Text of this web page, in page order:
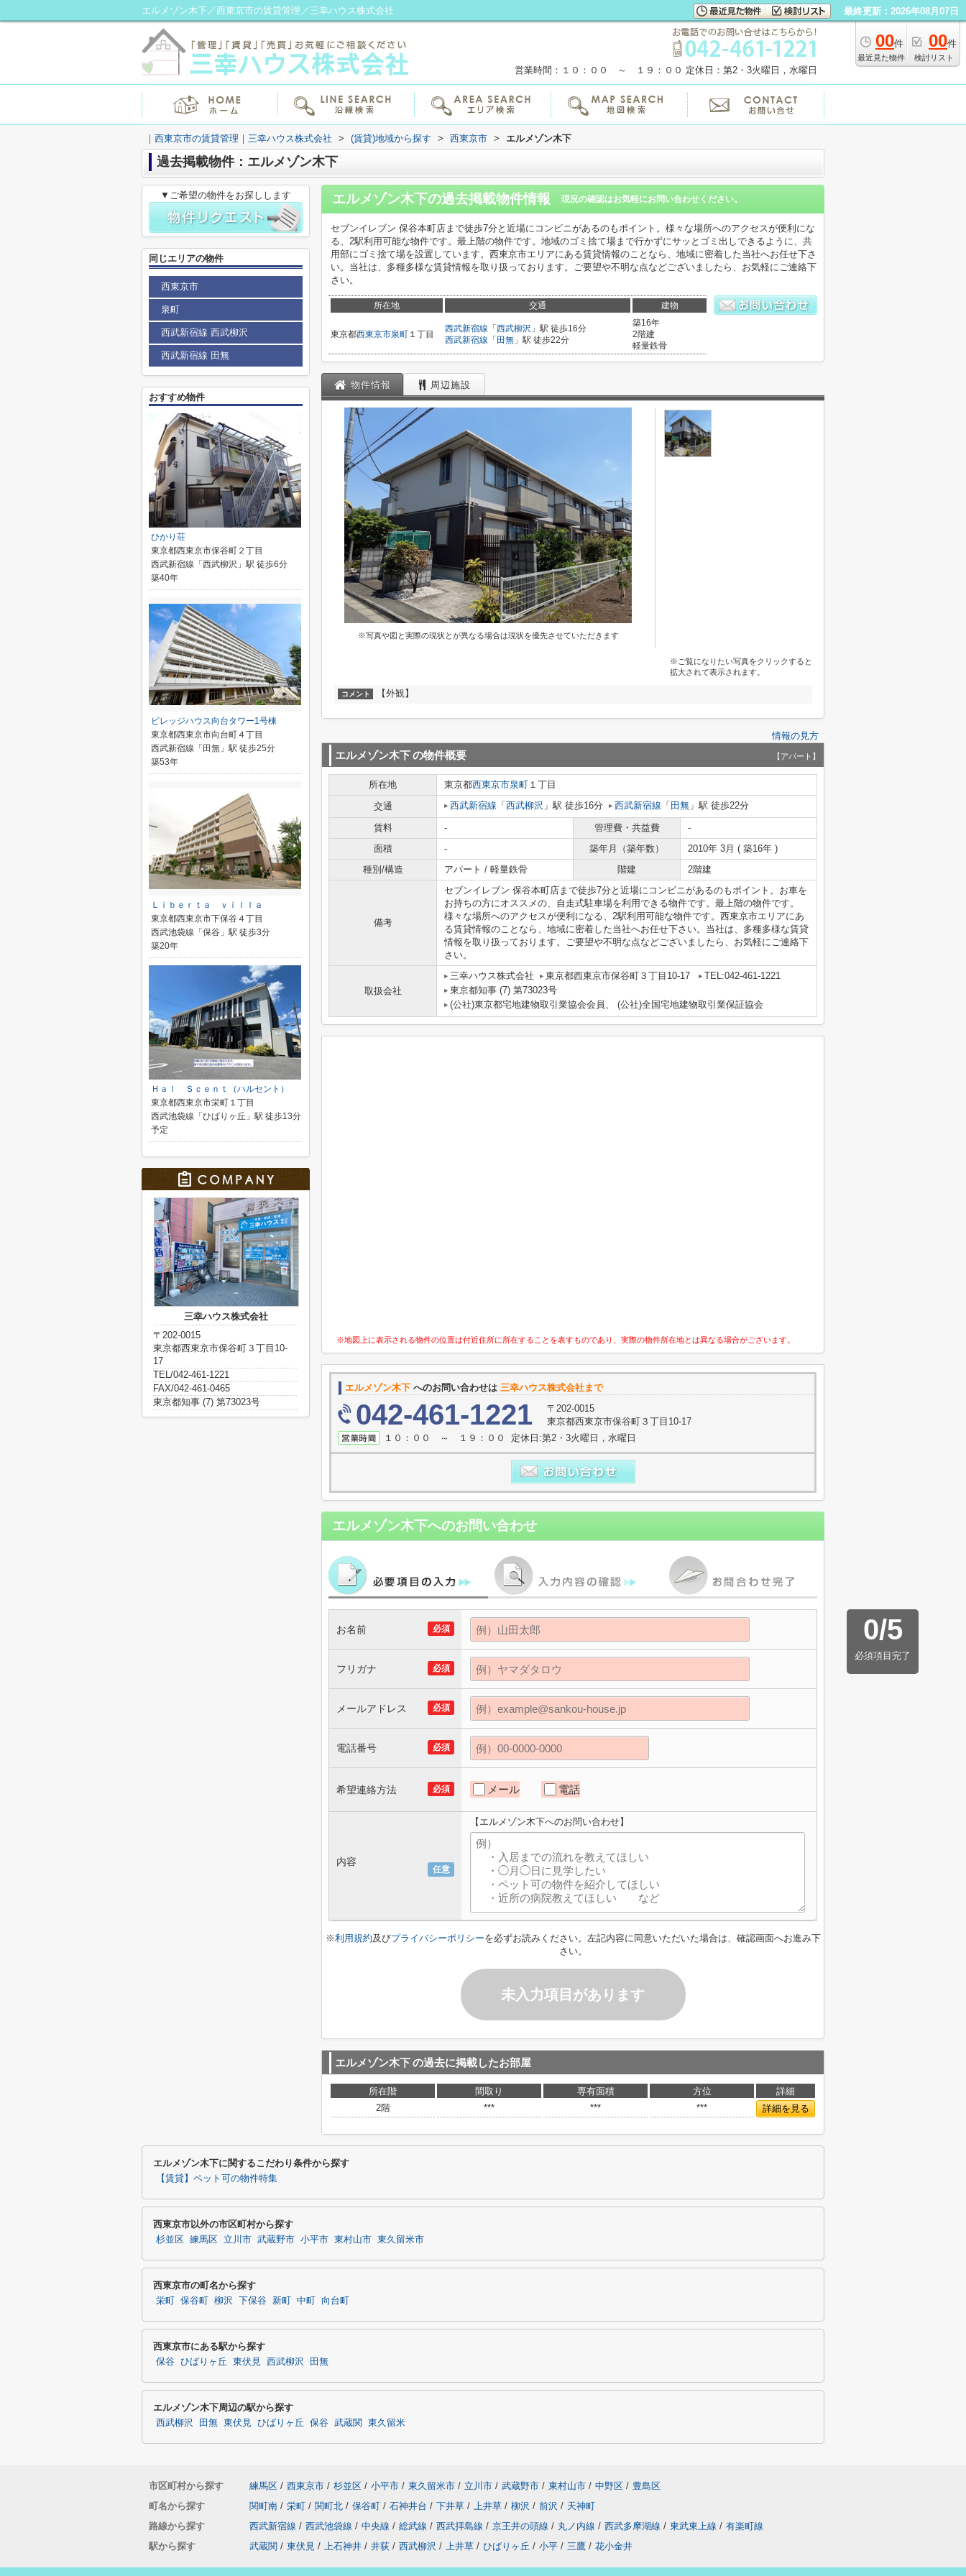
エルメゾン木下／西東京市の賃貸管理／三幸ハウス株式会社 最終更新：2026年08月07日
00件
最近見た物件
00件
検討リスト
営業時間：１０：００ ～ １９：００ 定休日：第2・3火曜日，水曜日
｜西東京市の賃貸管理｜三幸ハウス株式会社 > (賃貸)地域から探す > 西東京市 > エルメゾン木下
過去掲載物件：エルメゾン木下
エルメゾン木下の過去掲載物件情報 現況の確認はお気軽にお問い合わせください。
セブンイレブン 保谷本町店まで徒歩7分と近場にコンビニがあるのもポイント。様々な場所へのアクセスが便利にな
る、2駅利用可能な物件です。最上階の物件です。地域のゴミ捨て場まで行かずにサッとゴミ出しできるように、共
用部にゴミ捨て場を設置しています。西東京市エリアにある賃貸情報のことなら、地域に密着した当社へお任せ下さ
い。当社は、多種多様な賃貸情報を取り扱っております。ご要望や不明な点などございましたら、お気軽にご連絡下
さい。
所在地 交通 建物
東京都西東京市泉町 １丁目
西武新宿線 「 西武柳沢 」駅 徒歩16分
西武新宿線 「 田無 」駅 徒歩22分
築16年
2階建
軽量鉄骨
物件情報 周辺施設
※写真や図と実際の現状とが異なる場合は現状を優先させていただきます
※ご覧になりたい写真をクリックすると
拡大されて表示されます。
コメント 【外観】
情報の見方
エルメゾン木下の物件概要 【アパート】
所在地 東京都西東京市泉町 １丁目
交通
西武新宿線 「 西武柳沢 」駅 徒歩16分 西武新宿線 「 田無 」駅 徒歩22分
賃料 - 管理費・共益費
-
面積
- 築年月（築年数）
2010年 3月 ( 築16年 )
種別/構造
アパート / 軽量鉄骨 階建 2階建
備考
セブンイレブン 保谷本町店まで徒歩7分と近場にコンビニがあるのもポイント。お車を
お持ちの方にオススメの、自走式駐車場を利用できる物件です。最上階の物件です。
様々な場所へのアクセスが便利になる、2駅利用可能な物件です。西東京市エリアにあ
る賃貸情報のことなら、地域に密着した当社へお任せ下さい。当社は、多種多様な賃貸
情報を取り扱っております。ご要望や不明な点などございましたら、お気軽にご連絡下
さい。
取扱会社
三幸ハウス株式会社 東京都西東京市保谷町３丁目10-17
TEL:042-461-1221
東京都知事 (7) 第73023号
(公社)東京都宅地建物取引業協会会員、 (公社)全国宅地建物取引業保証協会
※地図上に表示される物件の位置は付近住所に所在することを表すものであり、実際の物件所在地とは異なる場合がございます。
エルメゾン木下 へのお問い合わせは 三幸ハウス株式会社まで
042-461-1221
〒202-0015
東京都西東京市保谷町３丁目10-17
１０：００ ～ １９：００ 定休日:第2・3火曜日，水曜日
エルメゾン木下へのお問い合わせ
0/5
必須項目完了
必須
お名前
必須
フリガナ
必須
メールアドレス
必須
電話番号
必須
希望連絡方法 メール 電話
任意
内容
【エルメゾン木下へのお問い合わせ】
※利用規約及びプライバシーポリシーを必ずお読みください。左記内容に同意いただいた場合は、確認画面へお進み下
さい。
未入力項目があります
エルメゾン木下の過去に掲載したお部屋
所在階 間取り 専有面積 方位
詳細
2階
*** *** *** 詳細を見る
▼ご希望の物件をお探しします
同じエリアの物件
西東京市
泉町
西武新宿線 西武柳沢
西武新宿線 田無
おすすめ物件
ひかり荘
東京都西東京市保谷町２丁目
西武新宿線「西武柳沢」駅 徒歩6分
築40年
ビレッジハウス向台タワー1号棟
東京都西東京市向台町４丁目
西武新宿線「田無」駅 徒歩25分
築53年
Ｌｉｂｅｒｔａ ｖｉｌｌａ
東京都西東京市下保谷４丁目
西武池袋線「保谷」駅 徒歩3分
築20年
Ｈａｌ Ｓｃｅｎｔ（ハルセント）
東京都西東京市栄町１丁目
西武池袋線「ひばりヶ丘」駅 徒歩13分
予定
三幸ハウス株式会社
〒202-0015
東京都西東京市保谷町３丁目10-
17
TEL/042-461-1221
FAX/042-461-0465
東京都知事 (7) 第73023号
エルメゾン木下に関するこだわり条件から探す
【賃貸】ペット可の物件特集
西東京市以外の市区町村から探す
杉並区 練馬区 立川市 武蔵野市 小平市 東村山市 東久留米市
西東京市の町名から探す
栄町 保谷町 柳沢 下保谷 新町 中町 向台町
西東京市にある駅から探す
保谷 ひばりヶ丘 東伏見 西武柳沢 田無
エルメゾン木下周辺の駅から探す
西武柳沢 田無 東伏見 ひばりヶ丘 保谷 武蔵関 東久留米
市区町村から探す 練馬区 / 西東京市 / 杉並区 / 小平市 / 東久留米市 / 立川市 / 武蔵野市 / 東村山市 / 中野区 / 豊島区
町名から探す
関町南 / 栄町 / 関町北 / 保谷町 / 石神井台 / 下井草 / 上井草 / 柳沢 / 前沢 / 天神町
路線から探す
西武新宿線 / 西武池袋線 / 中央線 / 総武線 / 西武拝島線 / 京王井の頭線 / 丸ノ内線 / 西武多摩湖線 / 東武東上線 / 有楽町線
駅から探す
武蔵関 / 東伏見 / 上石神井 / 井荻 / 西武柳沢 / 上井草 / ひばりヶ丘 / 小平 / 三鷹 / 花小金井